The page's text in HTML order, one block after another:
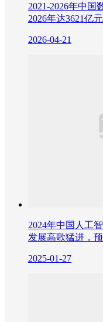
2021-2026年中
2026年达3621亿元
2026-04-21
2024年中国人工
发展高歌猛进，
2025-01-27